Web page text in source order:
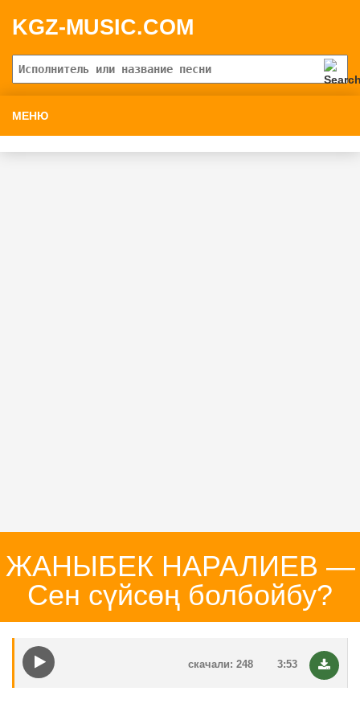
KGZ-MUSIC.COM
МЕНЮ
ЖАНЫБЕК НАРАЛИЕВ —
Сен сүйсөң болбойбу?
3:53
скачали: 248